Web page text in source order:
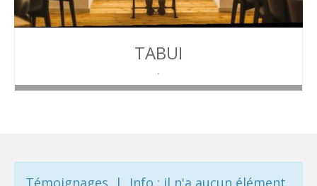
TABUI
Témoignages | Info : il n'a aucun élément